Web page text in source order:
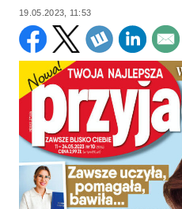
19.05.2023, 11:53